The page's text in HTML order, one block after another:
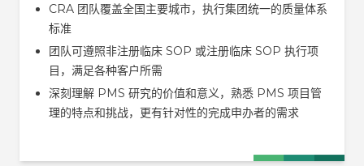
CRA 团队覆盖全国主要城市，执行集团统一的质量体系
标准
团队可遵照非注册临床 SOP 或注册临床 SOP 执行项
目，满足各种客户所需
深刻理解 PMS 研究的价值和意义，熟悉 PMS 项目管
理的特点和挑战，更有针对性的完成申办者的需求